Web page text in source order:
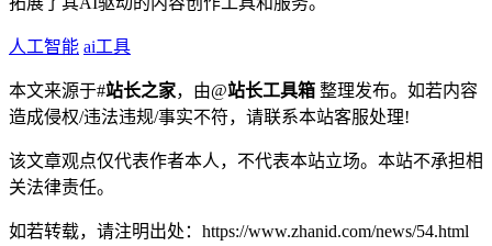
人工智能 ai工具
本文来源于#站长之家，由@站长工具箱 整理发布。如若内容
造成侵权/违法违规/事实不符，请联系本站客服处理!
该文章观点仅代表作者本人，不代表本站立场。本站不承担相
关法律责任。
如若转载，请注明出处：https://www.zhanid.com/news/54.html